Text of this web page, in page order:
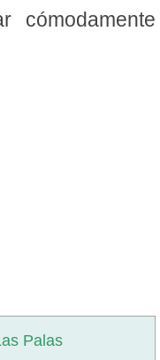
cómodamente
Palas